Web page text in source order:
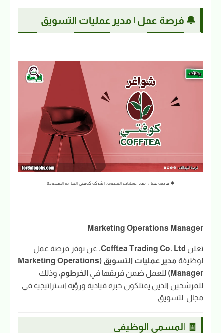
🔔 فرصة عمل | مدير عمليات التسويق
🔔 فرصة عمل | مدير عمليات التسويق | شركة كوفتي التجارية المحدودة
Marketing Operations Manager
تعلن Cofftea Trading Co. Ltd. عن توفر فرصة عمل
لوظيفة
مدير عمليات التسويق (Marketing Operations
Manager)
للعمل ضمن فريقها في الخرطوم، وذلك
للمرشحين الذين يمتلكون خبرة قيادية ورؤية استراتيجية في
مجال التسويق.
🧾 المسمى الوظيفي